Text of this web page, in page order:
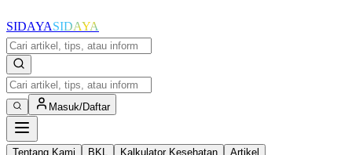
SIDAYASIDAYA
Masuk/Daftar
Tentang Kami BKL Kalkulator Kesehatan
Artikel